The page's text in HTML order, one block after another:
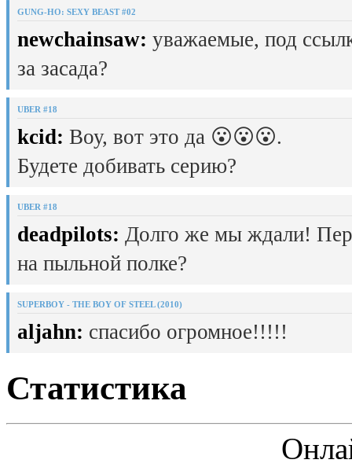
GUNG-HO: SEXY BEAST #02
newchainsaw: уважаемые, под
за засада?
UBER #18
kcid: Воу, вот это да 😮😮😮.
Будете добивать серию?
UBER #18
deadpilots: Долго же мы ждали!
на пыльной полке?
SUPERBOY - THE BOY OF STEEL (2010)
aljahn: спасибо огромное!!!!!
Статистика